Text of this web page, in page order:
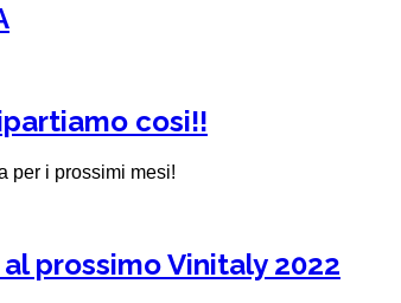
cosi!!
per i prossimi mesi!
prossimo Vinitaly 2022